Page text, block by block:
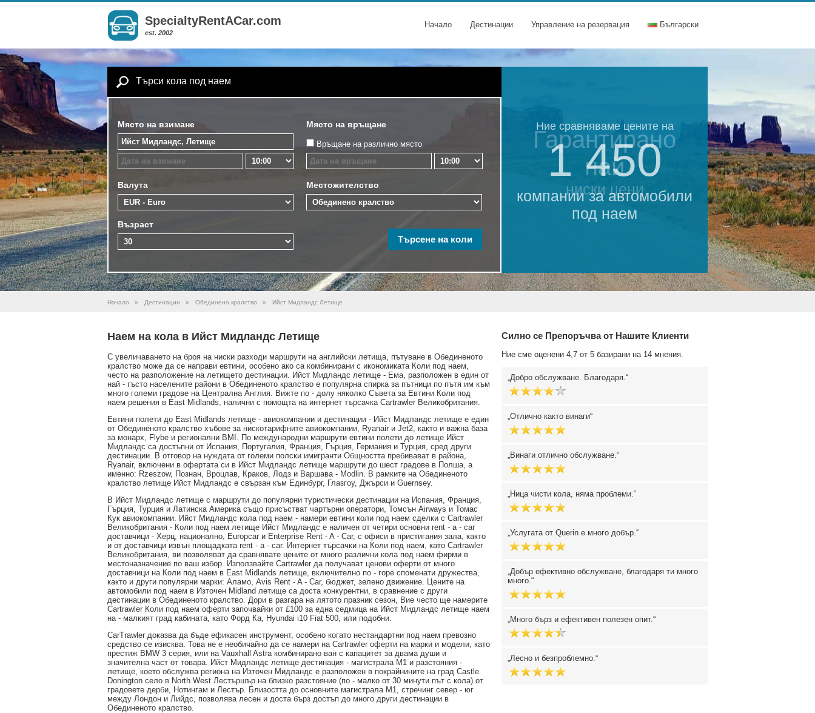
SpecialtyRentACar.com
est. 2002
Начало Дестинации Управление на резервация Български
Търси кола под наем
Място на взимане Място на връщане
Връщане на различно място
Валута Местожителство
Възраст
Ние сравняваме цените на
1 450
компании за автомобили
под наем
Гарантирано
най
ниски цени
Начало » Дестинации » Обединено кралство » Ийст Мидландс Летище
Наем на кола в Ийст Мидландс Летище
С увеличаването на броя на ниски разходи маршрути на английски летища, пътуване в Обединеното
кралство може да се направи евтини, особено ако са комбинирани с икономиката Коли под наем,
често на разположение на летището дестинации. Ийст Мидландс летище - Ема, разположен в един от
най - гъсто населените райони в Обединеното кралство е популярна спирка за пътници по пътя им към
много големи градове на Централна Англия. Вижте по - долу няколко Съвета за Евтини Коли под
наем решения в East Midlands, налични с помощта на интернет търсачка Cartrawler Великобритания.
Евтини полети до East Midlands летище - авиокомпании и дестинации - Ийст Мидландс летище е един
от Обединеното кралство хъбове за нискотарифните авиокомпании, Ryanair и Jet2, както и важна база
за монарх, Flybe и регионални BMI. По международни маршрути евтини полети до летище Ийст
Мидландс са достъпни от Испания, Португалия, Франция, Гърция, Германия и Турция, сред други
дестинации. В отговор на нуждата от големи полски имигранти Общността пребивават в района,
Ryanair, включени в офертата си в Ийст Мидландс летище маршрути до шест градове в Полша, а
именно: Rzeszow, Познан, Вроцлав, Краков, Лодз и Варшава - Modlin. В рамките на Обединеното
кралство летище Ийст Мидландс е свързан към Единбург, Глазгоу, Джърси и Guernsey.
В Ийст Мидландс летище с маршрути до популярни туристически дестинации на Испания, Франция,
Гърция, Турция и Латинска Америка също присъстват чартърни оператори, Томсън Airways и Томас
Кук авиокомпании. Ийст Мидландс кола под наем - намери евтини коли под наем сделки с Cartrawler
Великобритания - Коли под наем летище Ийст Мидландс е наличен от четири основни rent - a - car
доставчици - Херц, национално, Europcar и Enterprise Rent - A - Car, с офиси в пристигания зала, както
и от доставчици извън площадката rent - a - car. Интернет търсачки на Коли под наем, като Cartrawler
Великобритания, ви позволяват да сравнявате цените от много различни кола под наем фирми в
местоназначение по ваш избор. Използвайте Cartrawler да получават ценови оферти от много
доставчици на Коли под наем в East Midlands летище, включително по - горе споменати дружества,
както и други популярни марки: Аламо, Avis Rent - A - Car, бюджет, зелено движение. Цените на
автомобили под наем в Източен Midland летище са доста конкурентни, в сравнение с други
дестинации в Обединеното кралство. Дори в разгара на лятото празник сезон, Вие често ще намерите
Cartrawler Коли под наем оферти започвайки от £100 за една седмица на Ийст Мидландс летище наем
на - малкият град кабината, като Форд Ка, Hyundai i10 Fiat 500, или подобни.
CarTrawler доказва да бъде ефикасен инструмент, особено когато нестандартни под наем превозно
средство се изисква. Това не е необичайно да се намери на Cartrawler оферти на марки и модели, като
престиж BMW 3 серия, или на Vauxhall Astra комбинирано ван с капацитет за двама души и
значителна част от товара. Ийст Мидландс летище дестинация - магистрала М1 и разстояния -
летище, което обслужва региона на Източен Мидландс е разположен в покрайнините на град Castle
Donington село в North West Лестършър на близко разстояние (по - малко от 30 минути път с кола) от
градовете дерби, Нотингам и Лестър. Близостта до основните магистрала М1, стречинг север - юг
между Лондон и Лийдс, позволява лесен и доста бърз достъп до много други дестинации в
Обединеното кралство.
Силно се Препоръчва от Нашите Клиенти
Ние сме оценени 4,7 от 5 базирани на 14 мнения.
Добро обслужване. Благодаря.
Отлично както винаги
Винаги отлично обслужване.
Ница чисти кола, няма проблеми.
Услугата от Querin е много добър.
Добър ефективно обслужване, благодаря ти много
много.
Много бърз и ефективен полезен опит.
Лесно и безпроблемно.